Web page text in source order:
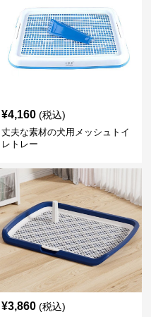
¥4,160 (税込)
丈夫な素材の犬用メッシュトイ
レトレー
¥3,860 (税込)